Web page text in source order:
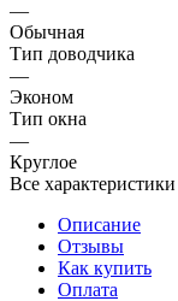
—
Обычная
Тип доводчика
—
Эконом
Тип окна
—
Круглое
Все характеристики
Описание
Отзывы
Как купить
Оплата